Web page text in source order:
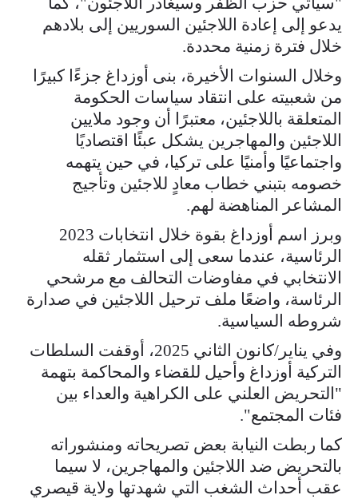
يدعو إلى إعادة اللاجئين السوريين إلى بلادهم
خلال فترة زمنية محددة.
وخلال السنوات الأخيرة، بنى أوزداغ جزءًا كبيرًا
من شعبيته على انتقاد سياسات الحكومة
المتعلقة باللاجئين، معتبرًا أن وجود ملايين
اللاجئين والمهاجرين يشكل عبئًا اقتصاديًا
واجتماعيًا وأمنيًا على تركيا، في حين يتهمه
خصومه بتبني خطاب معادٍ للاجئين وتأجيج
المشاعر المناهضة لهم.
وبرز اسم أوزداغ بقوة خلال انتخابات 2023
الرئاسية، عندما سعى إلى استثمار ثقله
الانتخابي في مفاوضات التحالف مع مرشحي
الرئاسة، واضعًا ملف ترحيل اللاجئين في صدارة
شروطه السياسية.
وفي يناير/كانون الثاني 2025، أوقفت السلطات
التركية أوزداغ وأحيل للقضاء والمحاكمة بتهمة
"التحريض العلني على الكراهية والعداء بين
فئات المجتمع".
كما ربطت النيابة بعض تصريحاته ومنشوراته
بالتحريض ضد اللاجئين والمهاجرين، لا سيما
عقب أحداث الشغب التي شهدتها ولاية قيصري